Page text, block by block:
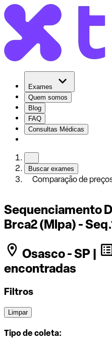
Exames
Quem somos
Blog
FAQ
Consultas Médicas
Buscar exames
Comparação de
Sequenciamento
Brca2 (Mlpa) -
Osasco - SP |
encontradas
Filtros
Limpar
Tipo de coleta: